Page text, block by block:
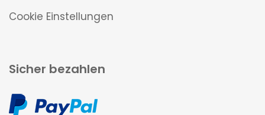
Cookie Einstellungen
Sicher bezahlen